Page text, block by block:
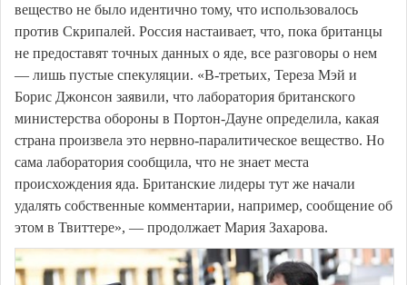
вещество не было идентично тому, что использовалось
против Скрипалей. Россия настаивает, что, пока британцы
не предоставят точных данных о яде, все разговоры о нем
— лишь пустые спекуляции. «В-третьих, Тереза Мэй и
Борис Джонсон заявили, что лаборатория британского
министерства обороны в Портон-Дауне определила, какая
страна произвела это нервно-паралитическое вещество. Но
сама лаборатория сообщила, что не знает места
происхождения яда. Британские лидеры тут же начали
удалять собственные комментарии, например, сообщение об
этом в Твиттере», — продолжает Мария Захарова.